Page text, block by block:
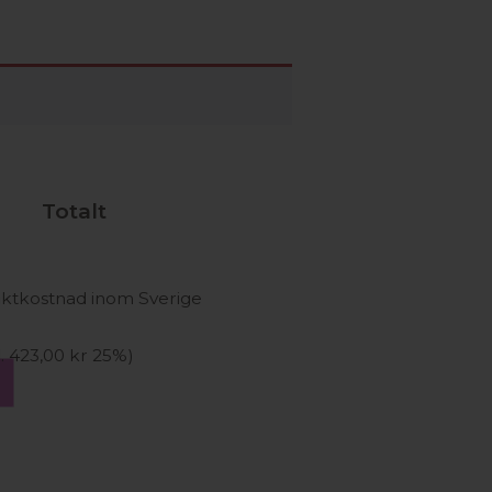
Totalt
inom Sverige
423,00 kr 25%)